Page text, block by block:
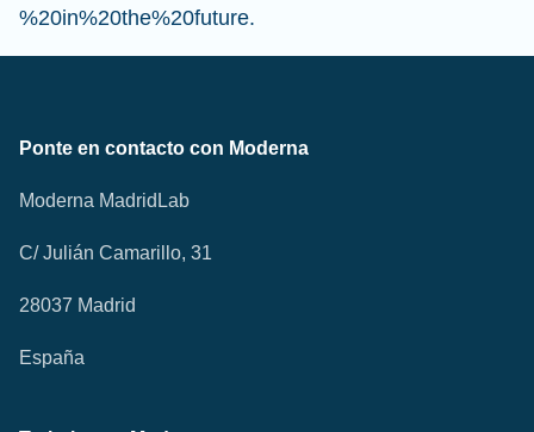
%20in%20the%20future.
Ponte en contacto con Moderna
Moderna MadridLab
C/ Julián Camarillo, 31
28037 Madrid
España